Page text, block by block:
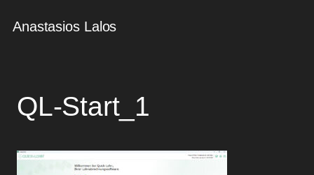
Anastasios Lalos
QL-Start_1